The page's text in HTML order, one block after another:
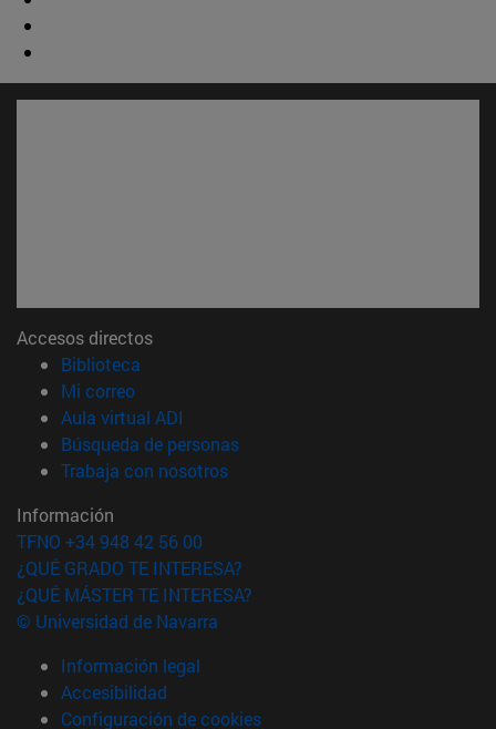
Accesos directos
Biblioteca
Mi correo(abre en nueva ventana)
Aula virtual ADI
Búsqueda de personas(abre en nueva ventana)
Trabaja con nosotros(abre en nueva ventana)
Información
TFNO +34 948 42 56 00
¿QUÉ GRADO TE INTERESA?
¿QUÉ MÁSTER TE INTERESA?
© Universidad de Navarra
Información legal
Accesibilidad
Configuración de cookies